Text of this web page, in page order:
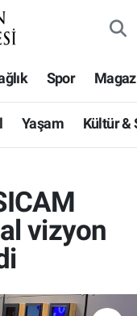
Spor
Yaşam Kültür &
vizyon